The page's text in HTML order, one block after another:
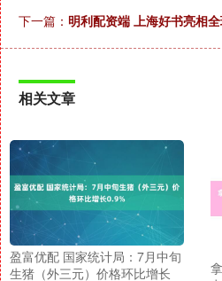
下一篇： 明利配资端 上海好书亮相
相关文章
盈富优配 国家统计局：7月中旬
生猪（外三元）价格环比增长